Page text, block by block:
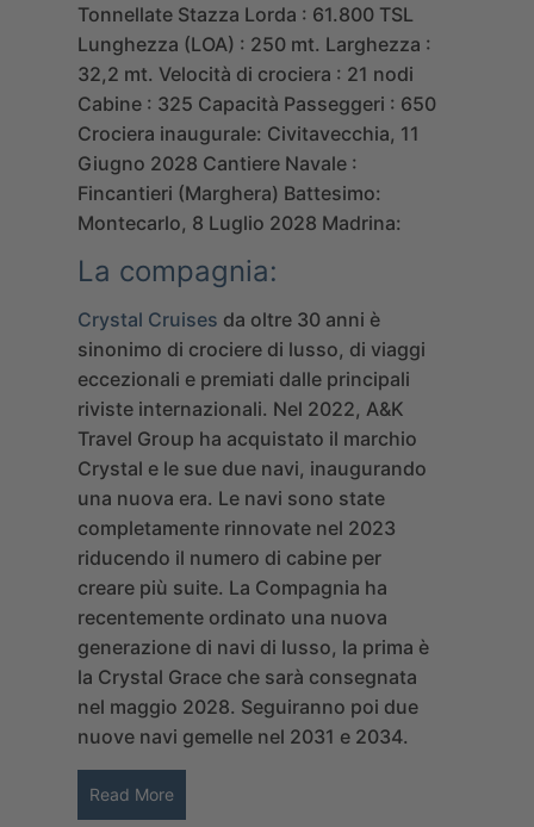
Tonnellate Stazza Lorda : 61.800 TSL
Lunghezza (LOA) : 250 mt. Larghezza :
32,2 mt. Velocità di crociera : 21 nodi
Cabine : 325 Capacità Passeggeri : 650
Crociera inaugurale: Civitavecchia, 11
Giugno 2028 Cantiere Navale :
Fincantieri (Marghera) Battesimo:
Montecarlo, 8 Luglio 2028 Madrina:
La compagnia:
Crystal Cruises da oltre 30 anni è
sinonimo di crociere di lusso, di viaggi
eccezionali e premiati dalle principali
riviste internazionali. Nel 2022, A&K
Travel Group ha acquistato il marchio
Crystal e le sue due navi, inaugurando
una nuova era. Le navi sono state
completamente rinnovate nel 2023
riducendo il numero di cabine per
creare più suite. La Compagnia ha
recentemente ordinato una nuova
generazione di navi di lusso, la prima è
la Crystal Grace che sarà consegnata
nel maggio 2028. Seguiranno poi due
nuove navi gemelle nel 2031 e 2034.
Read More